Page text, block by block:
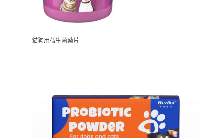
貓狗用益生菌藥片